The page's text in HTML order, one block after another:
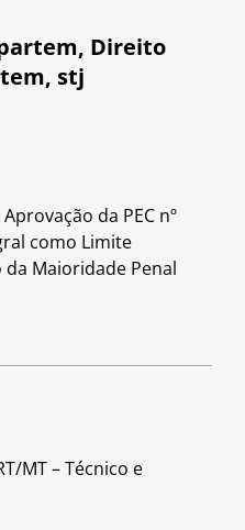
, Direito
, stj
da PEC nº
como Limite
Maioridade Penal
MT – Técnico e